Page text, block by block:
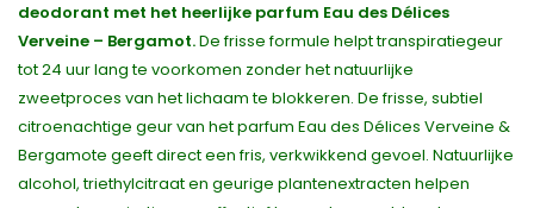
deodorant met het heerlijke parfum Eau des Délices
Verveine – Bergamot.De frisse formule helpt transpiratiegeur
tot 24 uur lang te voorkomen zonder het natuurlijke
zweetproces van het lichaam te blokkeren. De frisse, subtiel
citroenachtige geur van het parfum Eau des Délices Verveine &
Bergamote geeft direct een fris, verkwikkend gevoel. Natuurlijke
alcohol, triethylcitraat en geurige plantenextracten helpen